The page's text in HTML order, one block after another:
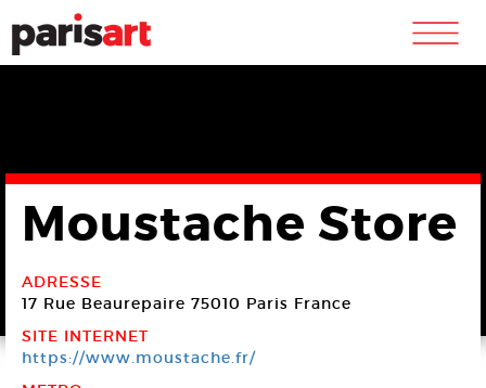
m
Moustache Store
ADRESSE
17 Rue Beaurepaire 75010 Paris France
SITE INTERNET
https://www.moustache.fr/